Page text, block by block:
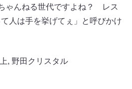
ゃんねる世代ですよね？ レス
人は手を挙げてぇ」と呼びかけ
, 野田クリスタル